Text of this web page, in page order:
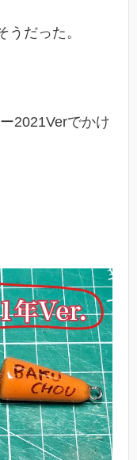
だった。
2021Verでかけ